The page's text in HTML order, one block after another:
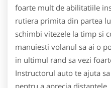
foarte mult de abilitatiile
rutiera primita din partea
schimbi vitezele la timp si
manuiesti volanul sa ai o
in ultimul rand sa vezi
Instructorul auto te ajuta
pentru a aprecia